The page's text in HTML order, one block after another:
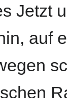
Jetzt
auf